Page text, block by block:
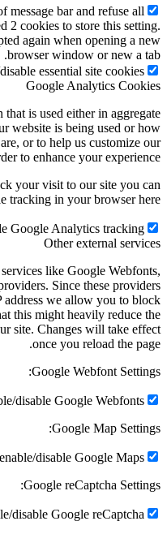
hiding of message bar
in. We need 2 cookies to
will be prompted again when
browser
to enable/disable essential
Google
information that is used
how our website is
campaigns are, or to help us
for you in order to enhance
that we track your visit to
disable tracking in your
enable/disable Google
Other
external services like
Video providers. Since
like your IP address we
be aware that this might
of our site. Changes
once you
Google
Click to enable/disable
Google
Click to enable/disable
Google
Click to enable/disable Google